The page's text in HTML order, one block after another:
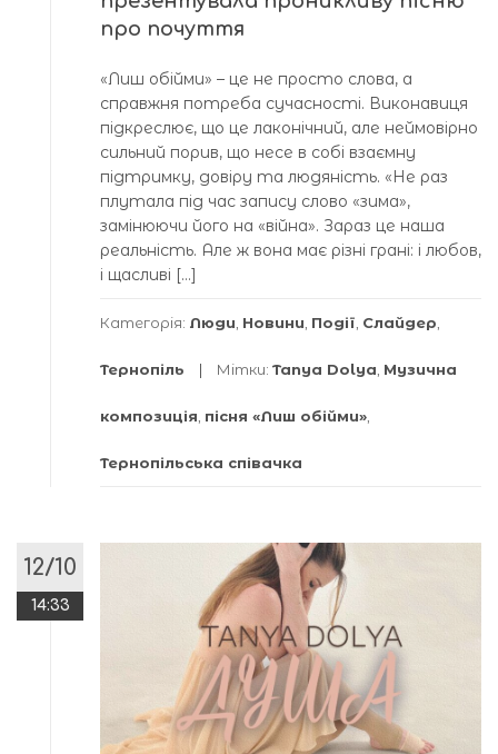
про почуття
«Лиш обійми» – це не просто слова, а
справжня потреба сучасності. Виконавиця
підкреслює, що це лаконічний, але неймовірно
сильний порив, що несе в собі взаємну
підтримку, довіру та людяність. «Не раз
плутала під час запису слово «зима»,
замінюючи його на «війна». Зараз це наша
реальність. Але ж вона має різні грані: і любов,
і щасливі […]
Категорія: Люди Новини Події Слайдер
Тернопіль Мітки: Tanya Dolya Музична
композиція пісня «Лиш обійми»
Тернопільська співачка
12/10
14:33